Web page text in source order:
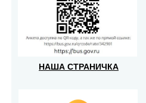
НАША СТРАНИЧКА